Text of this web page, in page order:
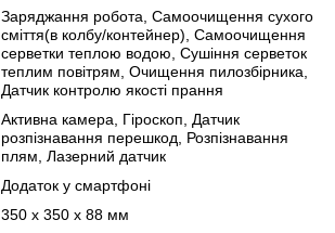
Заряджання робота, Самоочищення сухого
сміття(в колбу/контейнер), Самоочищення
серветки теплою водою, Сушіння серветок
теплим повітрям, Очищення пилозбірника,
Датчик контролю якості прання
Активна камера, Гіроскоп, Датчик
розпізнавання перешкод, Розпізнавання
плям, Лазерний датчик
Додаток у смартфоні
350 x 350 x 88 мм